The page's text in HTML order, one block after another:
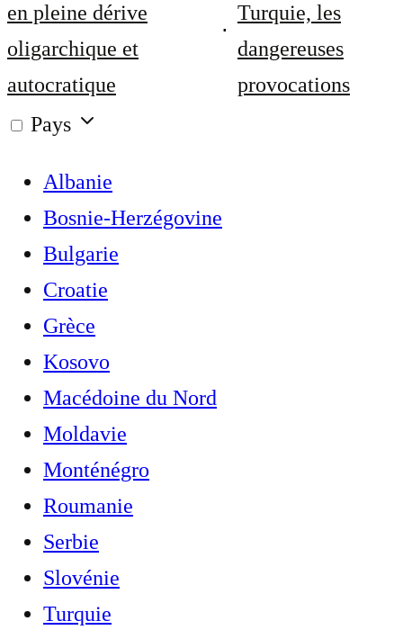
en pleine dérive
oligarchique et
autocratique
Turquie, les
dangereuses
provocations
Pays
Albanie
Bosnie-Herzégovine
Bulgarie
Croatie
Grèce
Kosovo
Macédoine du Nord
Moldavie
Monténégro
Roumanie
Serbie
Slovénie
Turquie